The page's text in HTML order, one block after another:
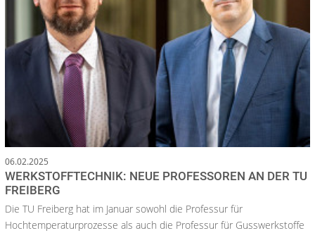
06.02.2025
WERKSTOFFTECHNIK: NEUE PROFESSOREN AN DER TU
FREIBERG
Die TU Freiberg hat im Januar sowohl die Professur für
Hochtemperaturprozesse als auch die Professur für Gusswerkstoffe